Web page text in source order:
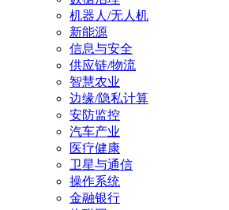
机器人/无人机
新能源
信息与安全
供应链/物流
智慧农业
边缘/隐私计算
安防监控
汽车产业
医疗健康
卫星与通信
操作系统
金融银行